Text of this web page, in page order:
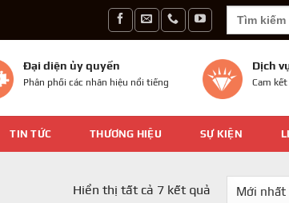
Search
for:
Đại diện ủy quyền
Phân phối các nhãn hiệu nổi tiếng
Dịch
Cam
TIN TỨC THƯƠNG HIỆU SỰ KIỆN
Hiển thị tất cả 7 kết quả